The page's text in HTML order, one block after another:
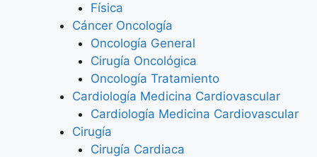
Física
Cáncer Oncología
Oncología General
Cirugía Oncológica
Oncología Tratamiento
Cardiología Medicina Cardiovascular
Cardiología Medicina Cardiovascular
Cirugía
Cirugía Cardiaca